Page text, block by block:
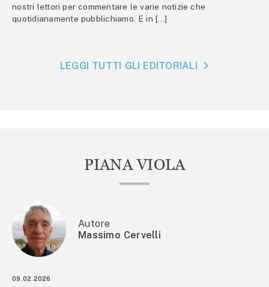
nostri lettori per commentare le varie notizie che
quotidianamente pubblichiamo. E in […]
LEGGI TUTTI GLI EDITORIALI
PIANA VIOLA
Autore
Massimo Cervelli
09.02.2026